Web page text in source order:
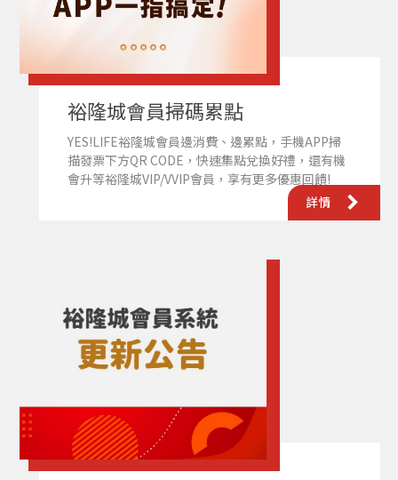
裕隆城會員掃碼累點
YES!LIFE裕隆城會員邊消費、邊累點，手機APP掃
描發票下方QR CODE，快速集點兌換好禮，還有機
會升等裕隆城VIP/VVIP會員，享有更多優惠回饋!
詳情